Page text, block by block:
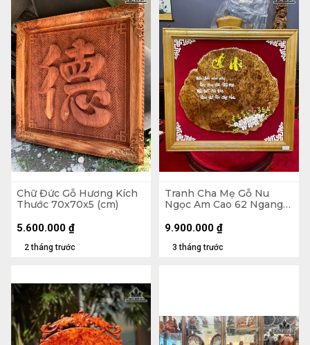
Chữ Đức Gỗ Hương Kích
Thước 70x70x5 (cm)
2 tháng trước
5.600.000 ₫
Tranh Cha Mẹ Gỗ Nu
Ngọc Am Cao 62 Ngang
3 tháng trước
9.900.000 ₫